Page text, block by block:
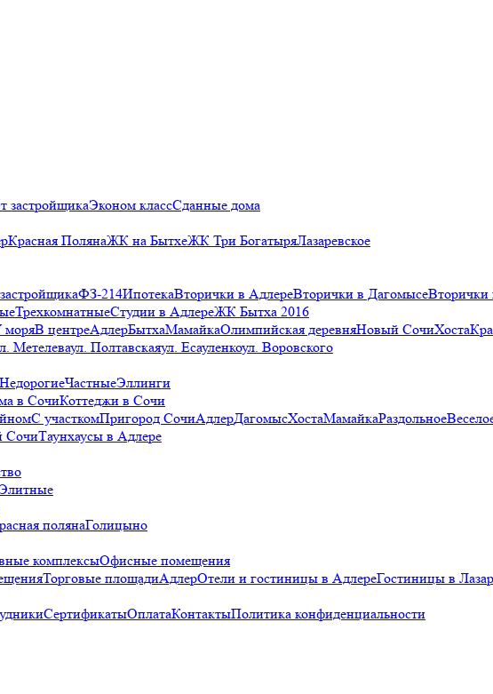
застройщикаЭконом классСданные дома
Красная ПолянаЖК на БытхеЖК Три БогатыряЛазаревское
ФЗ-214ИпотекаВторички в АдлереВторички в Дагомысе
ТрехкомнатныеСтудии в АдлереЖК Бытха 2016
моряВ центреАдлерБытхаМамайкаОлимпийская деревняНовый СочиХоста
Метелеваул. Полтавскаяул. Есауленкоул. Воровского
НедорогиеЧастныеЭллинги
в СочиКоттеджи в Сочи
С участкомПригород СочиАдлерДагомысХостаМамайкаРаздольное
СочиТаунхаусы в Адлере
полянаГолицыно
комплексыОфисные помещения
Торговые площадиАдлерОтели и гостиницы в АдлереГостиницы в
СертификатыОплатаКонтактыПолитика конфиденциальности